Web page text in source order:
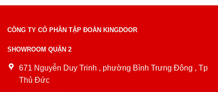
CÔNG TY CỔ PHẦN TẬP ĐOÀN KINGDOOR
SHOWROOM QUẬN 2
671 Nguyễn Duy Trinh , phường Bình Trưng Đông , Tp
Thủ Đức